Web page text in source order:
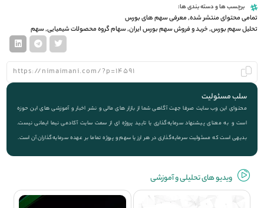
برچسب ها و دسته بندی ها:
تمامی محتوای منتشر شده,معرفی سهم های بورس
تحلیل سهم بورس,خرید و فروش سهم بورس ایران,سهام گروه محصولات شیمیایی,سهم
سلب مسئولیت
محتوای این وب سایت صرفا جهت آگاهی شما از بازار های مالی و نشر اخبار و آموزشی های این حوزه
است و به معنای پیشنهاد سرمایه‌گذاری یا تایید پروژه ای از سمت سایت آکادمی نیما ایمانی نیست.
بدیهی است که مسئولیت سرمایه‌گذاری در هر ارز یا سهم و پروژه تماما بر عهده سرمایه‌گذاران آن است.
ویديو های تحلیلی و آموزشی